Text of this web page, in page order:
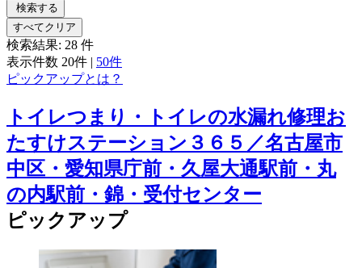
検索する
すべてクリア
検索結果: 28 件
表示件数 20件 | 50件
ピックアップとは？
トイレつまり・トイレの水漏れ修理お
たすけステーション３６５／名古屋市
中区・愛知県庁前・久屋大通駅前・丸
の内駅前・錦・受付センター
ピックアップ